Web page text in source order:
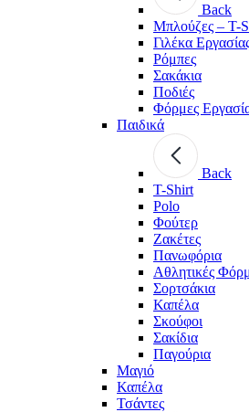
Back
Μπλούζες – T-
Γιλέκα
Ρόμπες
Σακάκια
Ποδιές
Φόρμες
Παιδικά
Back
T-Shirt
Polo
Φούτερ
Ζακέτες
Πανωφόρια
Αθλητικές
Σορτσάκια
Καπέλα
Σκούφοι
Σακίδια
Παγούρια
Μαγιό
Καπέλα
Τσάντες